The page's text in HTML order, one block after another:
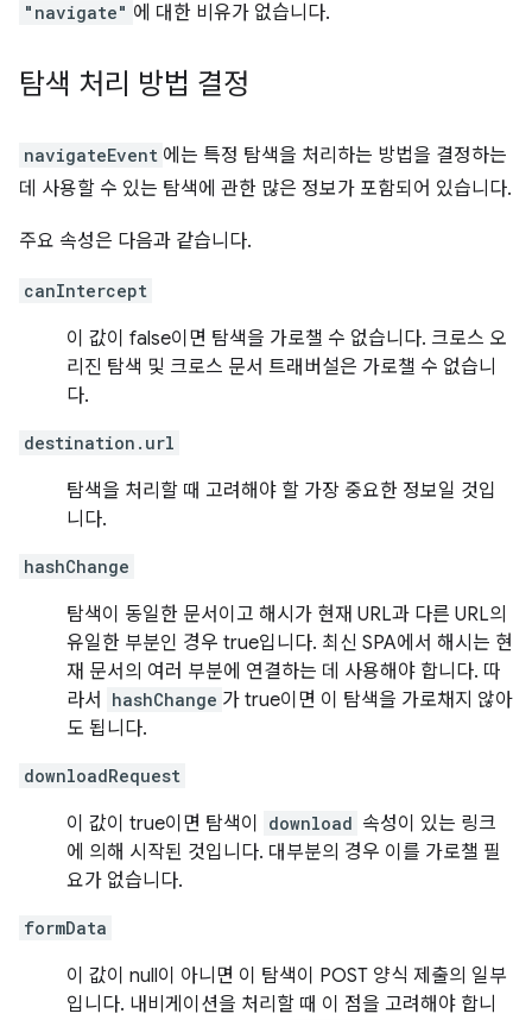
"navigate" 에 대한 비유가 없습니다.
탐색 처리 방법 결정
navigateEvent 에는 특정 탐색을 처리하는 방법을 결정하는
데 사용할 수 있는 탐색에 관한 많은 정보가 포함되어 있습니다.
주요 속성은 다음과 같습니다.
canIntercept
이 값이 false이면 탐색을 가로챌 수 없습니다. 크로스 오
리진 탐색 및 크로스 문서 트래버설은 가로챌 수 없습니
다.
destination.url
탐색을 처리할 때 고려해야 할 가장 중요한 정보일 것입
니다.
hashChange
탐색이 동일한 문서이고 해시가 현재 URL과 다른 URL의
유일한 부분인 경우 true입니다. 최신 SPA에서 해시는 현
재 문서의 여러 부분에 연결하는 데 사용해야 합니다. 따
라서
hashChange 가 true이면 이 탐색을 가로채지 않아
도 됩니다.
downloadRequest
이 값이 true이면 탐색이 download 속성이 있는 링크
에 의해 시작된 것입니다. 대부분의 경우 이를 가로챌 필
요가 없습니다.
formData
이 값이 null이 아니면 이 탐색이 POST 양식 제출의 일부
입니다. 내비게이션을 처리할 때 이 점을 고려해야 합니